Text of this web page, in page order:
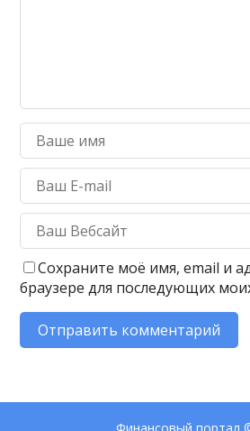
Сохраните моё имя, email и
браузере для последующих